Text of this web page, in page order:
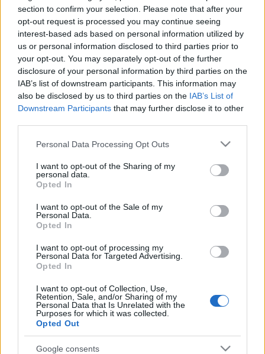
section to confirm your selection. Please note that after your
opt-out request is processed you may continue seeing
interest-based ads based on personal information utilized by
us or personal information disclosed to third parties prior to
your opt-out. You may separately opt-out of the further
disclosure of your personal information by third parties on the
IAB’s list of downstream participants. This information may
also be disclosed by us to third parties on the IAB’s List of
Downstream Participants that may further disclose it to other
Please note that this website/app uses one or more Google
not limited to your visit or usage behaviour. You may click to
grant or deny consent to Google and its third-party tags to
use your data for below specified purposes in below Google
consent section.
Personal Data Processing Opt Outs
I want to opt-out of the Sharing of my
personal data.
Opted In
I want to opt-out of the Sale of my
Personal Data.
Opted In
I want to opt-out of processing my
Personal Data for Targeted Advertising.
Opted In
I want to opt-out of Collection, Use,
Retention, Sale, and/or Sharing of my
Personal Data that Is Unrelated with the
Purposes for which it was collected.
Opted Out
Google consents
táncosnője volt, 2015 májusában vonult vissza a színpadtól,
s táncigazgatói kinevezése előtt balettmesterként
működött a nagy presztízsű társulatnál. Negyven éve a
Párizsi Opera tagja, amelynek iskolájába kislányként kezdett
járni, majd 17 évig a társulat vezető táncosnője volt. 2016-
ban váltotta a táncigazgatói székben Benjamin Millepied
táncos-koreográfust, akit a nagyközönség főként aFekete
hattyúcímű, Darren Aronofsky rendezte filmből és Natalie
Portman amerikai színésznő férjeként ismerhet.
Benjamin Millepied egy év után mondott fel, és ő is
ítélték meg, hogy túl gyorsan akarta megreformálni a világ
egyik legismertebb kulturális intézményét.
„A befejezett feladat érzésével hagyom el ezt a csodálatos
hozzájárulhattam tehetségek, táncosok és koreográfusok
felfedezéséhez” – írta Aurélie Dupont a közleményében. Az
elmúlt években olyan alkotók készítettek előadásokat az
operában, mint a hiphop világából érkezett Mehdi Kerkouche,